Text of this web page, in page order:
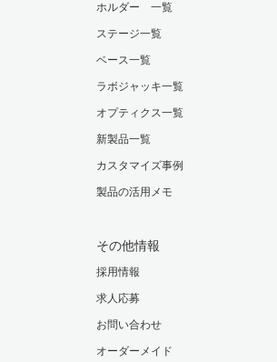
ホルダー 一覧
ステージ一覧
ベース一覧
ラボジャッキ一覧
オプティクス一覧
新製品一覧
カスタマイズ事例
製品の活用メモ
その他情報
採用情報
求人応募
お問い合わせ
オーダーメイド